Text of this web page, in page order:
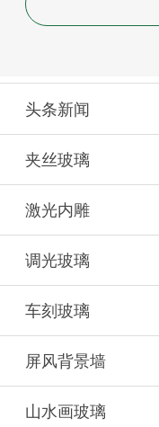
头条新闻
夹丝玻璃
激光内雕
调光玻璃
车刻玻璃
屏风背景墙
山水画玻璃